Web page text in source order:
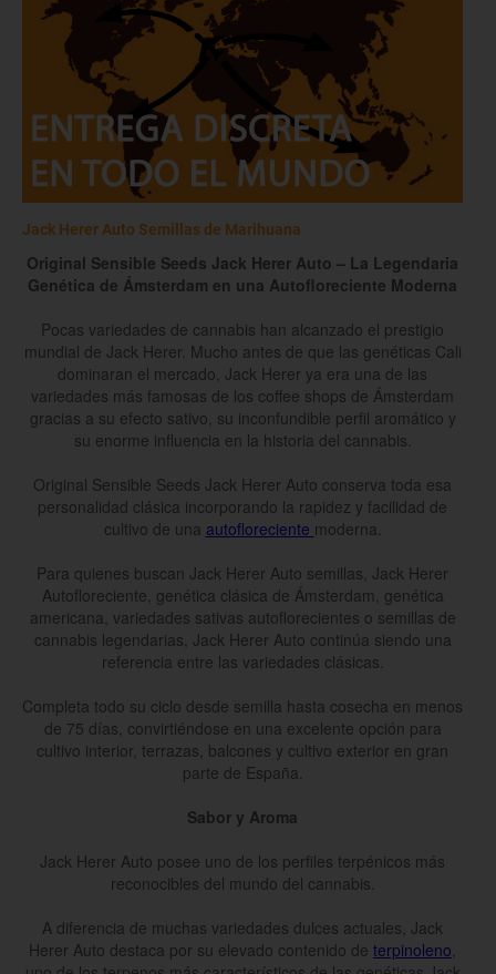
Jack Herer Auto Semillas de Marihuana
Original Sensible Seeds Jack Herer Auto – La Legendaria
Genética de Ámsterdam en una Autofloreciente Moderna
Pocas variedades de cannabis han alcanzado el prestigio
mundial de Jack Herer. Mucho antes de que las genéticas Cali
dominaran el mercado, Jack Herer ya era una de las
variedades más famosas de los coffee shops de Ámsterdam
gracias a su efecto sativo, su inconfundible perfil aromático y
su enorme influencia en la historia del cannabis.
Original Sensible Seeds Jack Herer Auto conserva toda esa
personalidad clásica incorporando la rapidez y facilidad de
cultivo de una autofloreciente moderna.
Para quienes buscan Jack Herer Auto semillas, Jack Herer
Autofloreciente, genética clásica de Ámsterdam, genética
americana, variedades sativas autoflorecientes o semillas de
cannabis legendarias, Jack Herer Auto continúa siendo una
referencia entre las variedades clásicas.
Completa todo su ciclo desde semilla hasta cosecha en menos
de 75 días, convirtiéndose en una excelente opción para
cultivo interior, terrazas, balcones y cultivo exterior en gran
parte de España.
Sabor y Aroma
Jack Herer Auto posee uno de los perfiles terpénicos más
reconocibles del mundo del cannabis.
A diferencia de muchas variedades dulces actuales, Jack
Herer Auto destaca por su elevado contenido de terpinoleno,